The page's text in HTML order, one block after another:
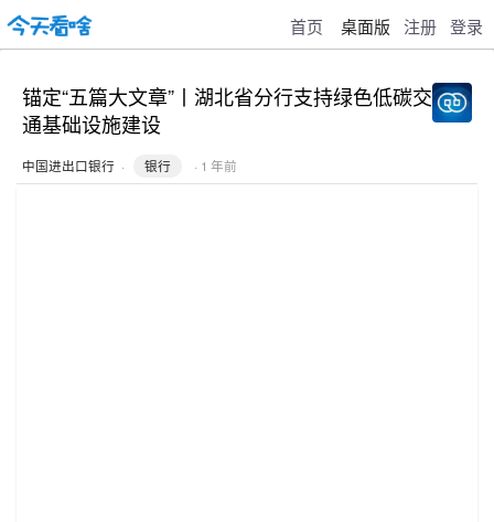
首页 桌面版 注册 登录
锚定“五篇大文章”丨湖北省分行支持绿色低碳交
通基础设施建设
中国进出口银行 · 银行 · 1 年前